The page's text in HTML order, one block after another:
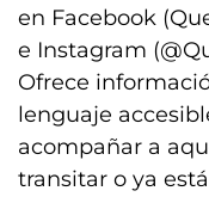
en Facebook
e Instagram
Ofrece
lenguaje
acompañar a
transitar o ya